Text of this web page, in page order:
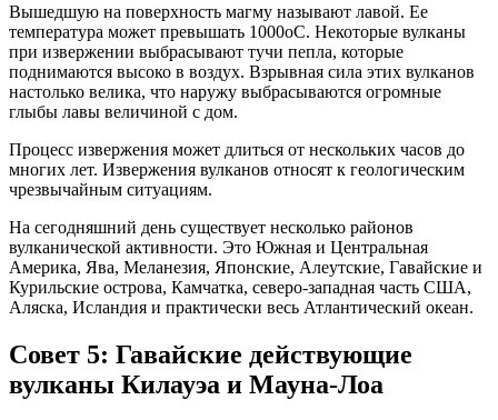
Вышедшую на поверхность магму называют лавой. Ее
температура может превышать 1000оС. Некоторые вулканы
при извержении выбрасывают тучи пепла, которые
поднимаются высоко в воздух. Взрывная сила этих вулканов
настолько велика, что наружу выбрасываются огромные
глыбы лавы величиной с дом.
Процесс извержения может длиться от нескольких часов до
многих лет. Извержения вулканов относят к геологическим
чрезвычайным ситуациям.
На сегодняшний день существует несколько районов
вулканической активности. Это Южная и Центральная
Америка, Ява, Меланезия, Японские, Алеутские, Гавайские и
Курильские острова, Камчатка, северо-западная часть США,
Аляска, Исландия и практически весь Атлантический океан.
Совет 5: Гавайские действующие
вулканы Килауэа и Мауна-Лоа